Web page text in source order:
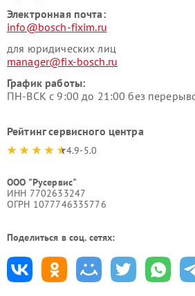
Электронная почта:
info@bosch-fixim.ru
для юридических лиц
manager@fix-bosch.ru
График работы:
ПН-ВСК с 9:00 до 21:00 без
Рейтинг сервисного центра
4.9-5.0
ООО "Русервис"
ИНН 7702633247
ОГРН 1077746335776
Поделиться в соц. сетях: